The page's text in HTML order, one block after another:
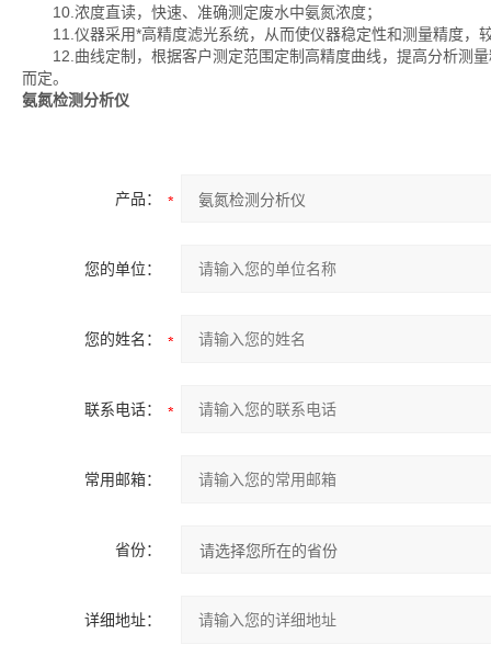
10.浓度直读，快速、准确测定废水中氨氮浓度；
11.仪器采用*高精度滤光系统，从而使仪器稳定性和测量精度，
12.曲线定制，根据客户测定范围定制高精度曲线，提高分析测量
而定。
氨氮检测分析仪
产品：
您的单位：
您的姓名：
联系电话：
常用邮箱：
省份：
详细地址：